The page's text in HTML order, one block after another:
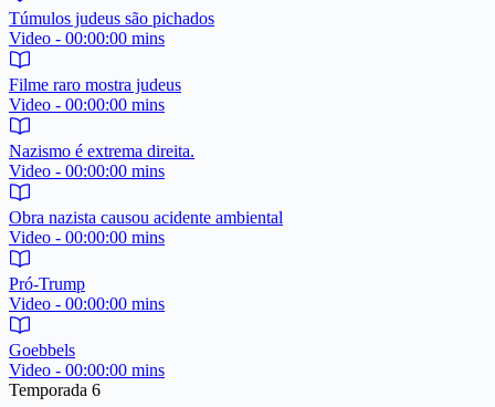
Túmulos judeus são pichados
Video - 00:00:00 mins
Filme raro mostra judeus
Video - 00:00:00 mins
Nazismo é extrema direita.
Video - 00:00:00 mins
Obra nazista causou acidente ambiental
Video - 00:00:00 mins
Pró-Trump
Video - 00:00:00 mins
Goebbels
Video - 00:00:00 mins
Temporada 6